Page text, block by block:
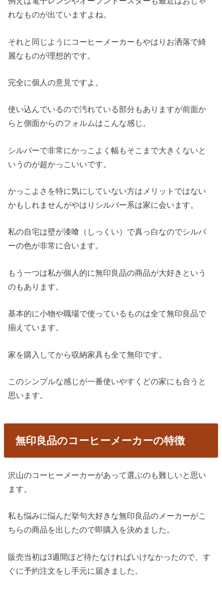
れなものが出ていますよね。
それと同じようにコーヒーメーカーもやはりお洒落で綺
麗なものが理想的です。
完全に個人の意見ですよ。
使い込んでいるので汚れている部分もありますが前面か
らと側面からのフォルムはこんな感じ。
シルバーで非常にかっこよく幅もそこまで大きくないと
いうのが超かっこいいです。
かっこよさを特に気にしていない方はメリットではない
かもしれませんがやはりシルバー系は家に会います。
私の自宅は壁が漆喰（しっくい）で真っ白なのでシルバ
ーの色が非常に合います。
もう一つは私が個人的に無印良品の商品が大好きという
のもあります。
基本的に小物や職場で使っているものは全て無印良品で
揃えています。
家を購入してから収納家具も全て無印です。
このシンプルな感じが一番使いやすくどの家にも合うと
思います。
無印良品のコーヒーメーカーの特徴
沢山のコーヒーメーカーがあって選ぶのも難しいと思い
ます。
私も悩みに悩んだ挙句大好きな無印良品のメーカーがこ
ちらの商品を出したので即購入を決めました。
販売当初は3週間ほど待たなければいけなかったので、す
ぐに予約注文をし手元に届きました。